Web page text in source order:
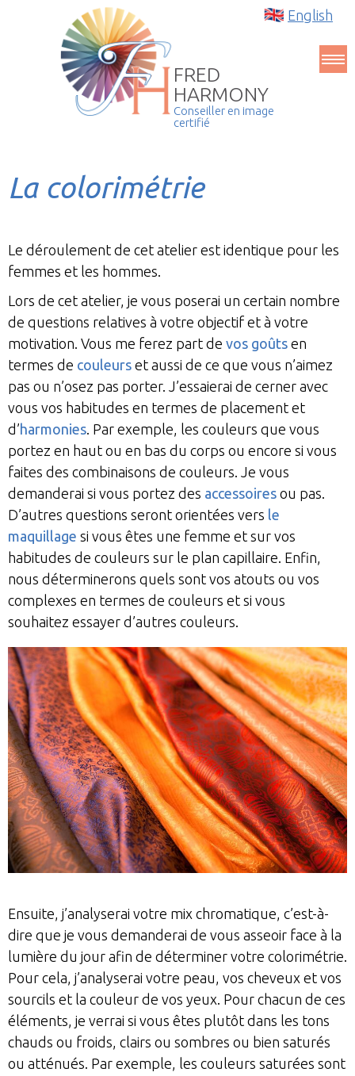
FRED
HARMONY
Conseiller en image
certifié
English
La colorimétrie
Le déroulement de cet atelier est identique pour les
femmes et les hommes.
Lors de cet atelier, je vous poserai un certain nombre
de questions relatives à votre objectif et à votre
motivation. Vous me ferez part de vos goûts en
termes de couleurs et aussi de ce que vous n’aimez
pas ou n’osez pas porter. J’essaierai de cerner avec
vous vos habitudes en termes de placement et
d’harmonies. Par exemple, les couleurs que vous
portez en haut ou en bas du corps ou encore si vous
faites des combinaisons de couleurs. Je vous
demanderai si vous portez des accessoires ou pas.
D’autres questions seront orientées vers le
maquillage si vous êtes une femme et sur vos
habitudes de couleurs sur le plan capillaire. Enfin,
nous déterminerons quels sont vos atouts ou vos
complexes en termes de couleurs et si vous
souhaitez essayer d’autres couleurs.
Ensuite, j’analyserai votre mix chromatique, c’est-à-
dire que je vous demanderai de vous asseoir face à la
lumière du jour afin de déterminer votre colorimétrie.
Pour cela, j’analyserai votre peau, vos cheveux et vos
sourcils et la couleur de vos yeux. Pour chacun de ces
éléments, je verrai si vous êtes plutôt dans les tons
chauds ou froids, clairs ou sombres ou bien saturés
ou atténués. Par exemple, les couleurs saturées sont